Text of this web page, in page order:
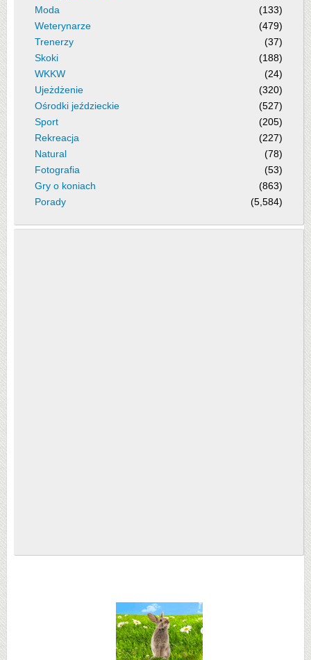
Moda
(133)
Weterynarze
(479)
Trenerzy
(37)
Skoki
(188)
WKKW
(24)
Ujeżdżenie
(320)
Ośrodki jeździeckie
(527)
Sport
(205)
Rekreacja
(227)
Natural
(78)
Fotografia
(53)
Gry o koniach
(863)
Porady
(5,584)